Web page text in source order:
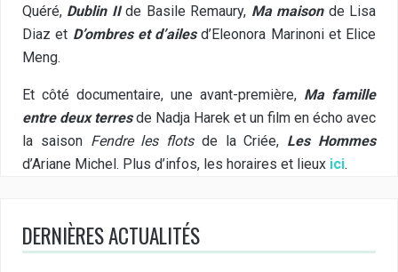
Quéré, Dublin IIde Basile Remaury, Ma maisonde Lisa
Diaz et D’ombres et d’ailesd’Eleonora Marinoni et Elice
Meng.
Et côté documentaire, une avant-première, Ma famille
entre deux terresde Nadja Harek et un film en écho avec
la saison Fendre les flotsde la Criée, Les Hommes
d’Ariane Michel. Plus d’infos, les horaires et lieux ici.
DERNIÈRES ACTUALITÉS